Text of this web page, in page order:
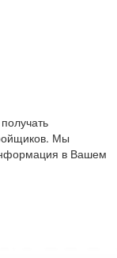
Мы
в Вашем